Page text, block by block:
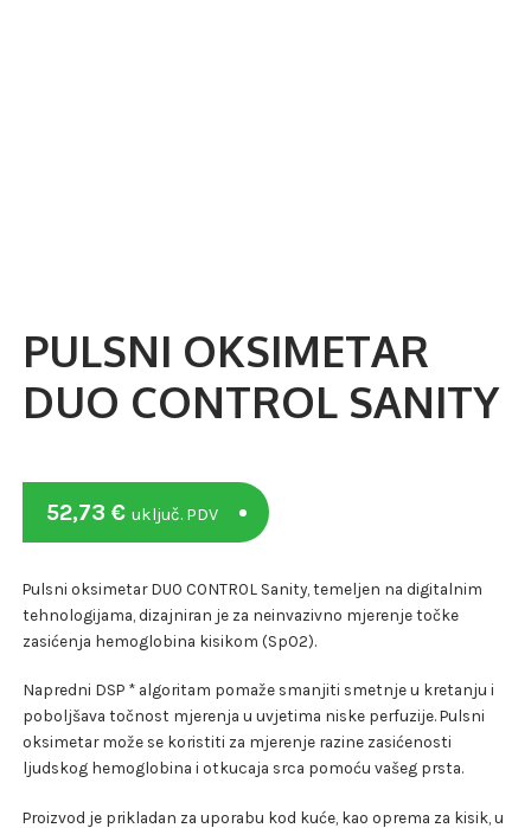
PULSNI OKSIMETAR
DUO CONTROL SANITY
52,73 € uključ. PDV
Pulsni oksimetar DUO CONTROL Sanity, temeljen na digitalnim
tehnologijama, dizajniran je za neinvazivno mjerenje točke
zasićenja hemoglobina kisikom (SpO2).
Napredni DSP * algoritam pomaže smanjiti smetnje u kretanju i
poboljšava točnost mjerenja u uvjetima niske perfuzije. Pulsni
oksimetar može se koristiti za mjerenje razine zasićenosti
ljudskog hemoglobina i otkucaja srca pomoću vašeg prsta.
Proizvod je prikladan za uporabu kod kuće, kao oprema za kisik, u